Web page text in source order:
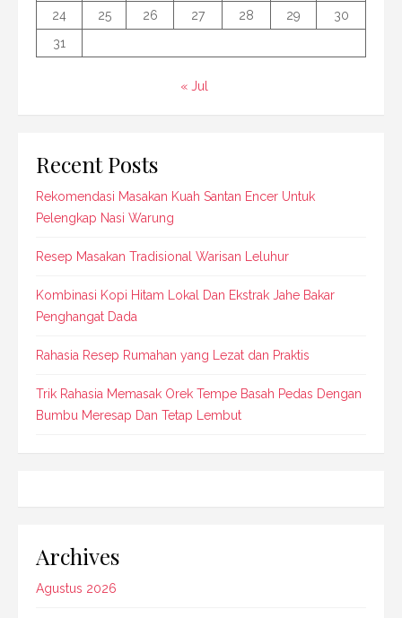
24
25 26 27 28 29
30
31
« Jul
Recent Posts
Rekomendasi Masakan Kuah Santan Encer Untuk
Pelengkap Nasi Warung
Resep Masakan Tradisional Warisan Leluhur
Kombinasi Kopi Hitam Lokal Dan Ekstrak Jahe Bakar
Penghangat Dada
Rahasia Resep Rumahan yang Lezat dan Praktis
Trik Rahasia Memasak Orek Tempe Basah Pedas Dengan
Bumbu Meresap Dan Tetap Lembut
Archives
Agustus 2026